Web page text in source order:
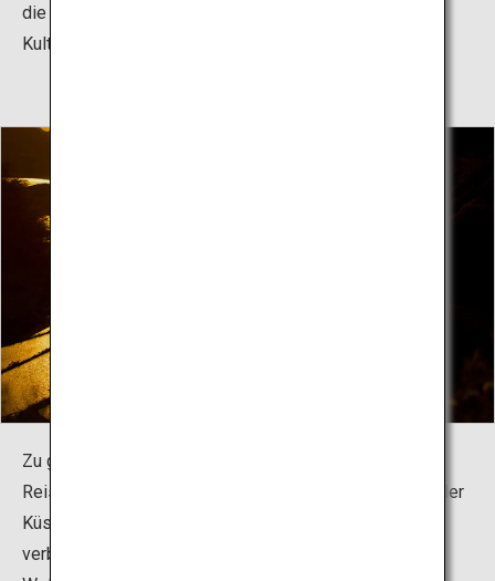
die „ersten Reisterrassen Japans, die als besondere
Kulturlandschaft“ ausgezeichnet wurden.
Zu guter Letzt gibt es noch die terrassenförmigen
Reisfelder von Hamanoura, die – wie eine Treppe von der
Küste des Genkai-Meeres – in mehreren miteinander
verbundenen Ebenen den Berghang bedecken. Je nach